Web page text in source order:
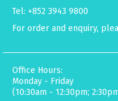
Tel: +852 3943 9800
For order and enquiry,
Office Hours:
Monday - Friday
(10:30am - 12:30pm;